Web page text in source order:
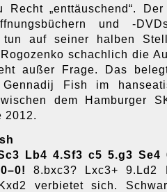
Recht „enttäuschend“.
und -
auf seiner halben
schachlich die
außer Frage. Das
Fish im
dem Hamburger
2012.
Lb4 4.Sf3 c5 5.g3 Se4
8.bxc3? Lxc3+ 9.Ld2
verbietet sich.